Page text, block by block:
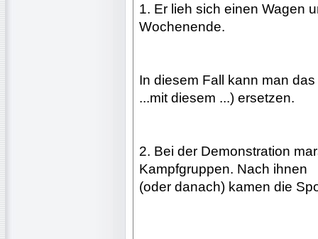
1. Er lieh sich einen Wagen
Wochenende.
In diesem Fall kann man
...mit diesem ...) ersetzen.
2. Bei der Demonstration
Kampfgruppen. Nach ihnen
(oder danach) kamen die